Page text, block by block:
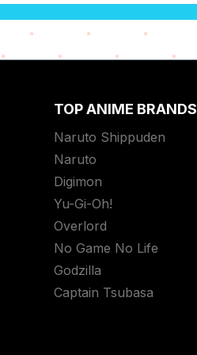
TOP ANIME BRANDS
Naruto Shippuden
Naruto
Digimon
Yu-Gi-Oh!
Overlord
No Game No Life
Godzilla
Captain Tsubasa